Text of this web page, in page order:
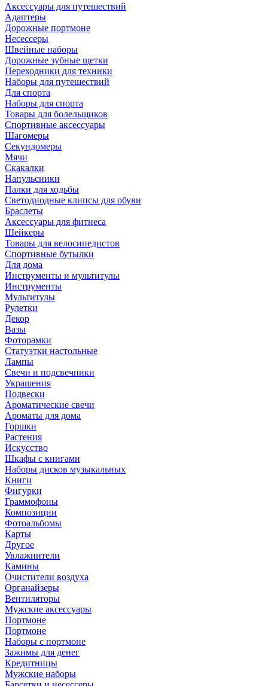
Аксессуары для путешествий
Адаптеры
Дорожные портмоне
Несессеры
Швейные наборы
Дорожные зубные щетки
Переходники для техники
Наборы для путешествий
Для спорта
Наборы для спорта
Товары для болельщиков
Спортивные аксессуары
Шагомеры
Секундомеры
Мячи
Скакалки
Напульсники
Палки для ходьбы
Светодиодные клипсы для обуви
Браслеты
Аксессуары для фитнеса
Шейкеры
Товары для велосипедистов
Спортивные бутылки
Для дома
Инструменты и мультитулы
Инструменты
Мультитулы
Рулетки
Декор
Вазы
Фоторамки
Статуэтки настольные
Лампы
Свечи и подсвечники
Украшения
Подвески
Ароматические свечи
Ароматы для дома
Горшки
Растения
Искусство
Шкафы с книгами
Наборы дисков музыкальных
Книги
Фигурки
Граммофоны
Композиции
Фотоальбомы
Карты
Другое
Увлажнители
Камины
Очистители воздуха
Органайзеры
Вентиляторы
Мужские аксессуары
Портмоне
Портмоне
Наборы с портмоне
Зажимы для денег
Кредитницы
Мужские наборы